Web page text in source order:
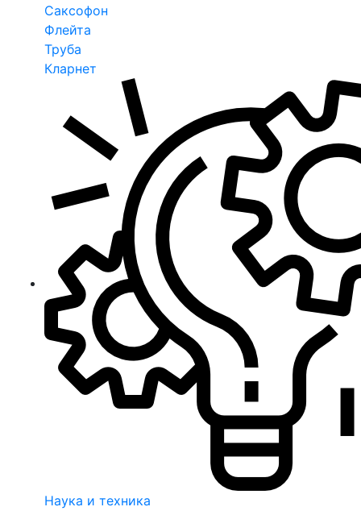
Саксофон
Флейта
Труба
Кларнет
Наука и техника